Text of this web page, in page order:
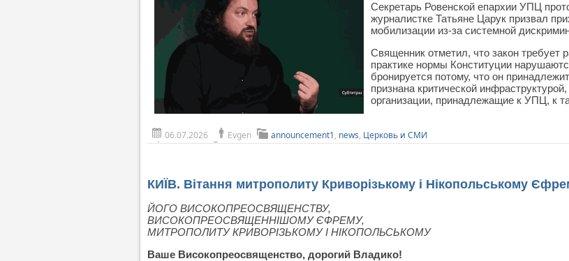
Секретарь Ровенской епархии УПЦ
журналистке Татьяне Царук призвал
мобилизации из-за системной
Священник отметил, что закон требует
практике нормы Конституции
бронируется потому, что он
признана критической
организации, принадлежащие к УПЦ, к
06.07.2026 Evgen announcement1, news, Церковь и СМИ
КИЇВ. Вітання митрополиту Криворізькому і Нікопольському
ЙОГО ВИСОКОПРЕОСВЯЩЕНСТВУ,
ВИСОКОПРЕОСВЯЩЕННІШОМУ ЄФРЕМУ,
МИТРОПОЛИТУ КРИВОРІЗЬКОМУ І НІКОПОЛЬСЬКОМУ
Ваше Високопреосвященство, дорогий Владико!